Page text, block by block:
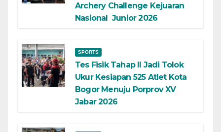
Archery Challenge Kejuaran
Nasional Junior 2026
SPORTS
Tes Fisik Tahap II Jadi Tolok
Ukur Kesiapan 525 Atlet Kota
Bogor Menuju Porprov XV
Jabar 2026